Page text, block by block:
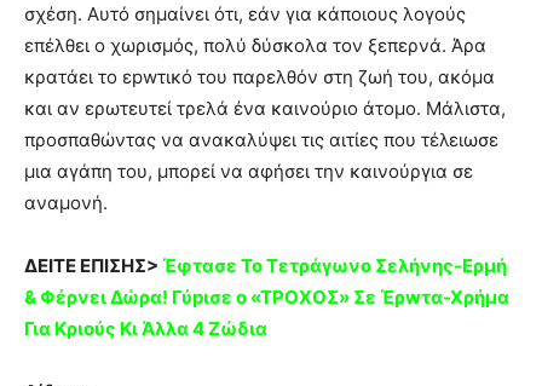
σχέση. Αυτό σημαίνει ότι, εάν για κάποιους λογούς
επέλθει ο χωρισμός, πολύ δύσκολα τον ξεπερνά. Άρα
κρατάει το εpwτικό του παρελθόν στη ζωή του, ακόμα
και αν ερωτευτεί τρελά ένα καινούριο άτομο. Μάλιστα,
προσπαθώντας να ανακαλύψει τις αιτίες που τέλειωσε
μια αγάπη του, μπορεί να αφήσει την καινούργια σε
αναμονή.
ΔΕΙΤΕ ΕΠΙΣΗΣ> Έφτασε Το Τετράγωνο Σελήνης-Ερμή
& Φέρνει Δώρα! Γύpισε ο «ΤΡΟXΟΣ» Σε Έρwτα-Χρήμα
Για Kριούς Κι Άλλα 4 Ζώδια